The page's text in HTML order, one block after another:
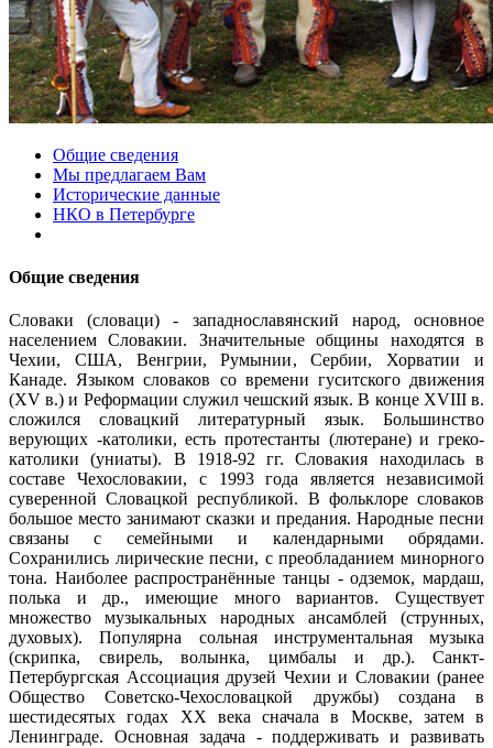
Общие сведения
Мы предлагаем Вам
Исторические данные
НКО в Петербурге
Общие сведения
Словаки (словаци) - западнославянский народ, основное
населением Словакии. Значительные общины находятся в
Чехии, США, Венгрии, Румынии, Сербии, Хорватии и
Канаде. Языком словаков со времени гуситского движения
(XV в.) и Реформации служил чешский язык. В конце XVIII в.
сложился словацкий литературный язык. Большинство
верующих -католики, есть протестанты (лютеране) и греко-
католики (униаты). В 1918-92 гг. Словакия находилась в
составе Чехословакии, с 1993 года является независимой
суверенной Словацкой республикой. В фольклоре словаков
большое место занимают сказки и предания. Народные песни
связаны с семейными и календарными обрядами.
Сохранились лирические песни, с преобладанием минорного
тона. Наиболее распространённые танцы - одземок, мардаш,
полька и др., имеющие много вариантов. Существует
множество музыкальных народных ансамблей (струнных,
духовых). Популярна сольная инструментальная музыка
(скрипка, свирель, волынка, цимбалы и др.). Санкт-
Петербургская Ассоциация друзей Чехии и Словакии (ранее
Общество Советско-Чехословацкой дружбы) создана в
шестидесятых годах ХХ века сначала в Москве, затем в
Ленинграде. Основная задача - поддерживать и развивать